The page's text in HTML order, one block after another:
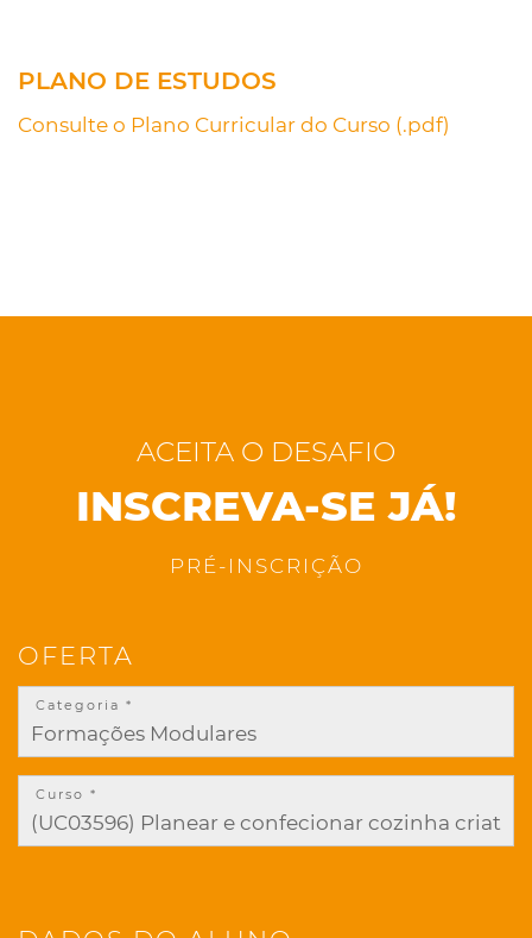
PLANO DE ESTUDOS
Consulte o Plano Curricular do Curso (.pdf)
ACEITA O DESAFIO
INSCREVA-SE JÁ!
PRÉ-INSCRIÇÃO
OFERTA
Categoria *
Curso *